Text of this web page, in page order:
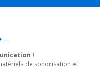
...
!
de sonorisation et